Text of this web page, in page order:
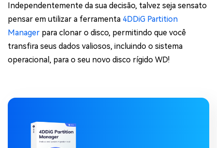
Independentemente da sua decisão, talvez seja sensato
pensar em utilizar a ferramenta 4DDiG Partition
Manager para clonar o disco, permitindo que você
transfira seus dados valiosos, incluindo o sistema
operacional, para o seu novo disco rígido WD!